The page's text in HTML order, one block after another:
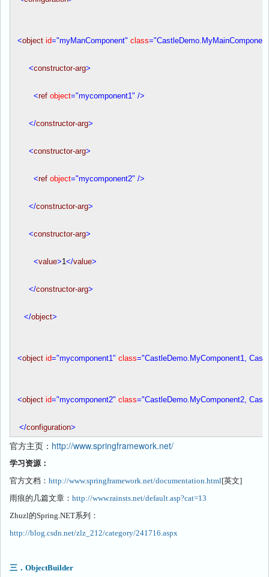
<object id="myManComponent" class
<constructor-arg>
<ref object="mycomponent1" />
</constructor-arg>
<constructor-arg>
<ref object="mycomponent2" />
</constructor-arg>
<constructor-arg>
<value>1</value>
</constructor-arg>
</object>
<object id="mycomponent1" class="CastleDemo.MyComponent1,
<object id="mycomponent2" class="CastleDemo.MyComponent2,
</configuration>
官方主页： http://www.springframework.net/
学习资源：
官方文档： http://www.springframework.net/documentation.html[英文]
雨痕的几篇文章： http://www.rainsts.net/default.asp?cat=13
Zhuzl的Spring.NET系列：
http://blog.csdn.net/zlz_212/category/241716.aspx
三． ObjectBuilder